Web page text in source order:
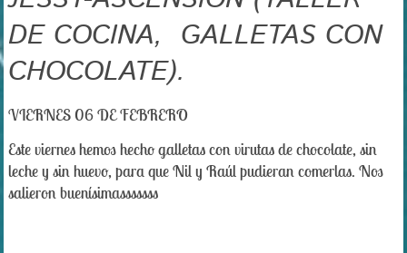
DE COCINA, GALLETAS CON
CHOCOLATE).
VIERNES 06 DE FEBRERO
Este viernes hemos hecho galletas con virutas de chocolate, sin
leche y sin huevo, para que Nil y Raúl pudieran comerlas. Nos
salieron buenísimasssssss